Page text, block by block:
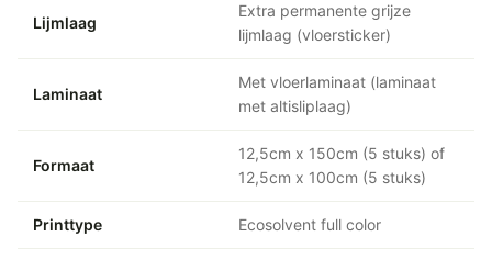
Lijmlaag
Extra permanente grijze
lijmlaag (vloersticker)
Laminaat
Met vloerlaminaat (laminaat
met altisliplaag)
Formaat
12,5cm x 150cm (5 stuks) of
12,5cm x 100cm (5 stuks)
Printtype Ecosolvent full color